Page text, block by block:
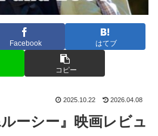
Facebook はてブ
コピー
2025.10.22 2026.04.08
ーシー』映画レビュ